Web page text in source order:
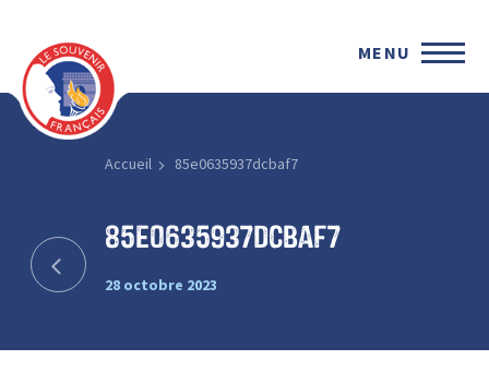
MENU
Accueil 85e0635937dcbaf7
85e0635937dcbaf7
28 octobre 2023